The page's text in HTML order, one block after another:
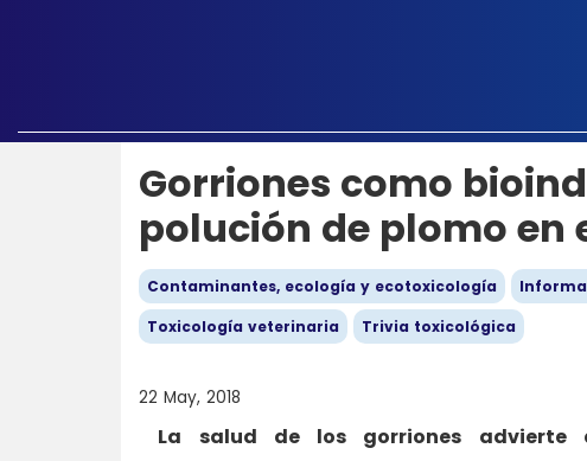
Gorriones como
polución de plomo
Contaminantes, ecología y ecotoxicología
Toxicología veterinaria
Trivia toxicológica
22 May, 2018
La salud de los gorriones